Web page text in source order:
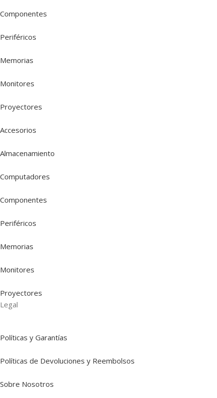
Componentes
Periféricos
Memorias
Monitores
Proyectores
Accesorios
Almacenamiento
Computadores
Componentes
Periféricos
Memorias
Monitores
Proyectores
Legal
Políticas y Garantías
Políticas de Devoluciones y Reembolsos
Sobre Nosotros